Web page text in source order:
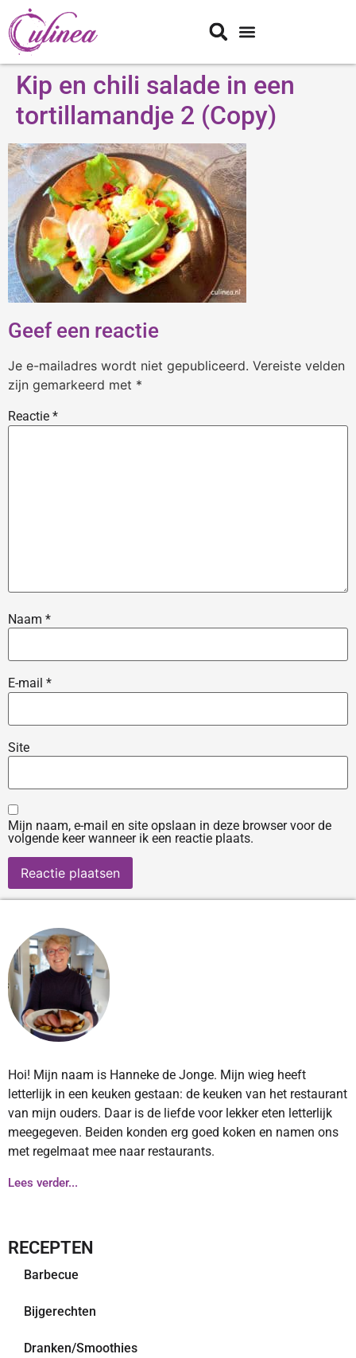
Kip en chili salade in een
tortillamandje 2 (Copy)
Geef een reactie
Je e-mailadres wordt niet gepubliceerd. Vereiste velden
zijn gemarkeerd met *
Reactie *
Naam *
E-mail *
Site
Mijn naam, e-mail en site opslaan in deze browser voor de
volgende keer wanneer ik een reactie plaats.
Hoi! Mijn naam is Hanneke de Jonge. Mijn wieg heeft
letterlijk in een keuken gestaan: de keuken van het restaurant
van mijn ouders. Daar is de liefde voor lekker eten letterlijk
meegegeven. Beiden konden erg goed koken en namen ons
met regelmaat mee naar restaurants.
Lees verder...
RECEPTEN
Barbecue
Bijgerechten
Dranken/Smoothies